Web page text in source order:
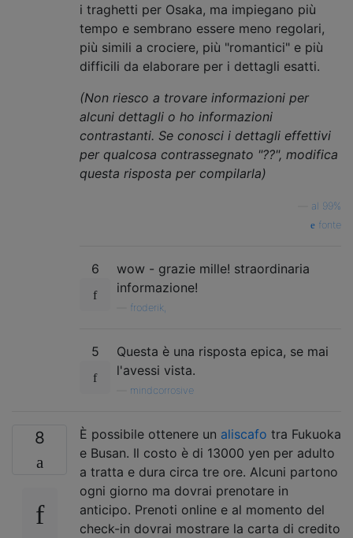
i traghetti per Osaka, ma impiegano più
tempo e sembrano essere meno regolari,
più simili a crociere, più "romantici" e più
difficili da elaborare per i dettagli esatti.
(Non riesco a trovare informazioni per
alcuni dettagli o ho informazioni
contrastanti. Se conosci i dettagli effettivi
per qualcosa contrassegnato "??", modifica
questa risposta per compilarla)
al 99%
fonte
6
wow - grazie mille! straordinaria
informazione!
froderik,
5
Questa è una risposta epica, se mai
l'avessi vista.
mindcorrosive
8 È possibile ottenere un aliscafo tra Fukuoka
e Busan. Il costo è di 13000 yen per adulto
a tratta e dura circa tre ore. Alcuni partono
ogni giorno ma dovrai prenotare in
anticipo. Prenoti online e al momento del
check-in dovrai mostrare la carta di credito